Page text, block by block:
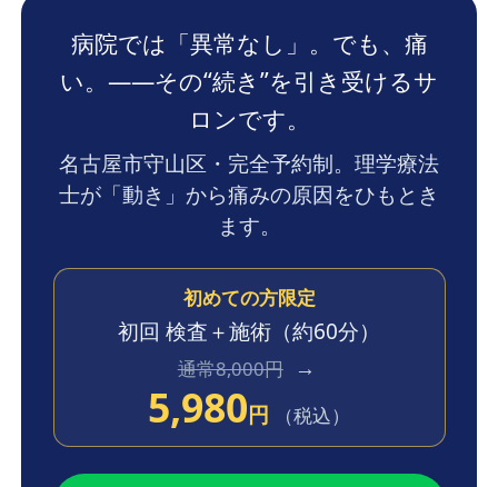
病院では「異常なし」。でも、痛
い。——その“続き”を引き受けるサ
ロンです。
名古屋市守山区・完全予約制。理学療法
士が「動き」から痛みの原因をひもとき
ます。
初めての方限定
初回 検査＋施術 （約60分）
通常8,000円 →
5,980円 （税込）